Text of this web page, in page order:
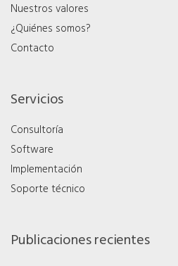
Nuestros valores
¿Quiénes somos?
Contacto
Servicios
Consultoría
Software
Implementación
Soporte técnico
Publicaciones recientes